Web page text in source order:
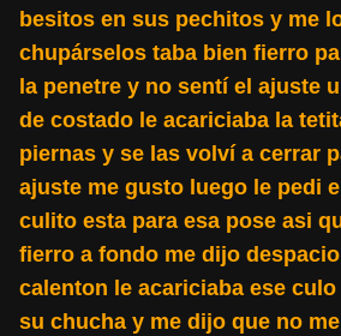
besitos en sus pechitos y me
chupárselos taba bien fierro
la penetre y no sentí el ajuste
de costado le acariciaba la
piernas y se las volví a cerrar
ajuste me gusto luego le pedi
culito esta para esa pose asi
fierro a fondo me dijo
calenton le acariciaba ese
su chucha y me dijo que no